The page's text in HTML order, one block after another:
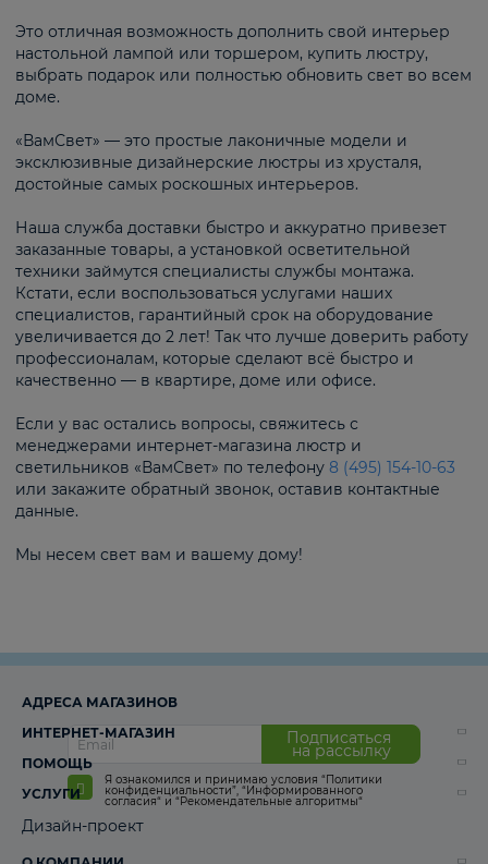
Это отличная возможность дополнить свой интерьер
настольной лампой или торшером, купить люстру,
выбрать подарок или полностью обновить свет во всем
доме.
«ВамСвет» — это простые лаконичные модели и
эксклюзивные дизайнерские люстры из хрусталя,
достойные самых роскошных интерьеров.
Наша служба доставки быстро и аккуратно привезет
заказанные товары, а установкой осветительной
техники займутся специалисты службы монтажа.
Кстати, если воспользоваться услугами наших
специалистов, гарантийный срок на оборудование
увеличивается до 2 лет! Так что лучше доверить работу
профессионалам, которые сделают всё быстро и
качественно — в квартире, доме или офисе.
Если у вас остались вопросы, свяжитесь с
менеджерами интернет-магазина люстр и
светильников «ВамСвет» по телефону 8 (495) 154-10-63
или закажите обратный звонок, оставив контактные
данные.
Мы несем свет вам и вашему дому!
Подписаться
на рассылку
Я ознакомился и принимаю условия “Политики
конфиденциальности”, “Информированного
согласия“ и “Рекомендательные алгоритмы“
АДРЕСА МАГАЗИНОВ
ИНТЕРНЕТ-МАГАЗИН
ПОМОЩЬ
УСЛУГИ
Дизайн-проект